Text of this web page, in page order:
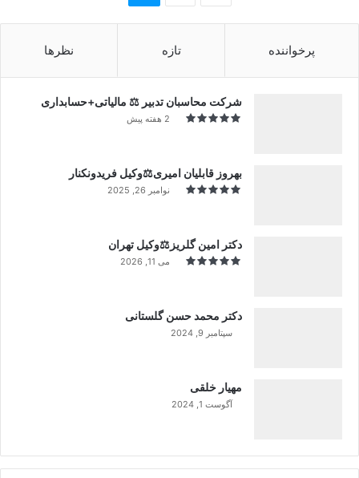
پرخواننده تازه نظرها
شرکت محاسبان تدبیر ⚖️ مالیاتی+حسابداری
2 هفته پیش
بهروز قابلیان امیری⚖️وکیل فریدونکنار
نوامبر 26, 2025
دکتر امین گلریز⚖️وکیل تهران
می 11, 2026
دکتر محمد حسن گلستانی
سپتامبر 9, 2024
مهیار خلقی
آگوست 1, 2024